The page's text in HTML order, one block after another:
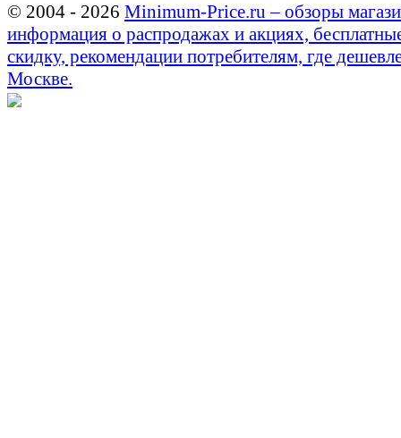
© 2004 - 2026 Minimum-Price.ru – обзоры
информация о распродажах и акциях,
скидку, рекомендации потребителям, где
Москве.